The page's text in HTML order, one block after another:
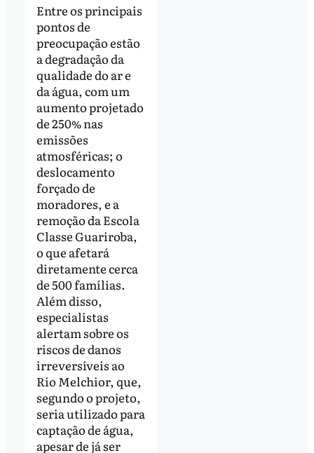
Entre os principais
pontos de
preocupação estão
a degradação da
qualidade do ar e
da água, com um
aumento projetado
de 250% nas
emissões
atmosféricas; o
deslocamento
forçado de
moradores, e a
remoção da Escola
Classe Guariroba,
o que afetará
diretamente cerca
de 500 famílias.
Além disso,
especialistas
alertam sobre os
riscos de danos
irreversíveis ao
Rio Melchior, que,
segundo o projeto,
seria utilizado para
captação de água,
apesar de já ser